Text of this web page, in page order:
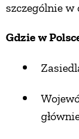
szczególnie
Gdzie w